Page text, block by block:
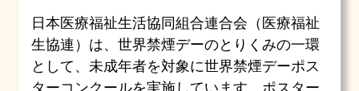
日本医療福祉生活協同組合連合会（医療福祉
生協連）は、世界禁煙デーのとりくみの一環
として、未成年者を対象に世界禁煙デーポス